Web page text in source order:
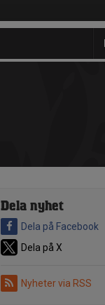
Dela nyhet
Dela på Facebook
Dela på X
Nyheter via RSS